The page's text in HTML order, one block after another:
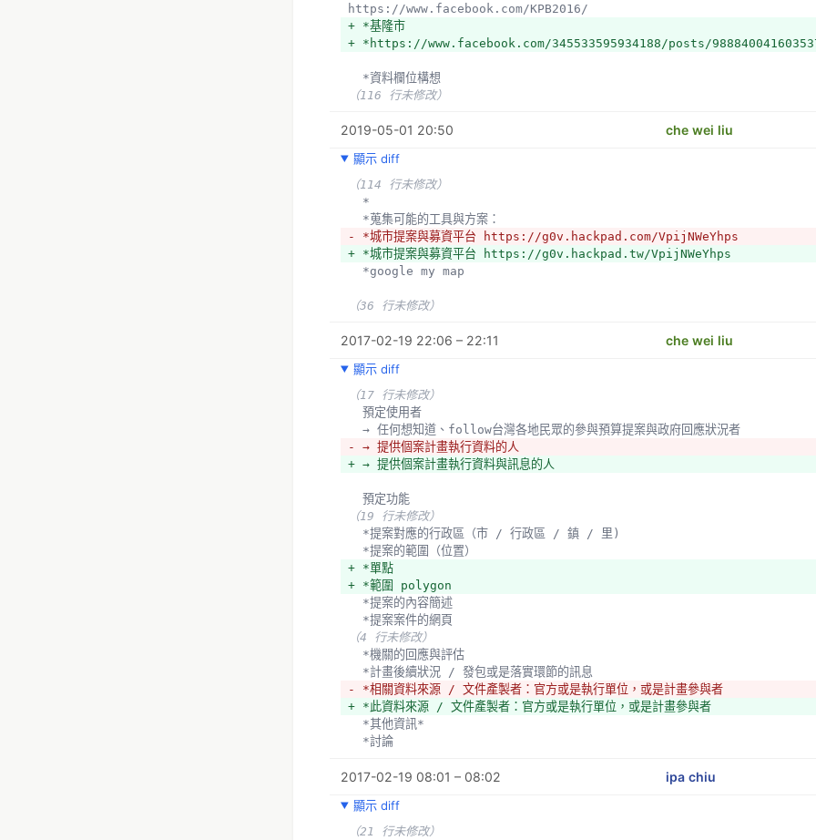
https://www.facebook.com/KPB2016/
+ *基隆市
+ *https://www.facebook.com/345533595934188/posts/
  *資料欄位構想
（116 行未修改）
2019-05-01 20:50 che wei liu
顯示 diff
（114 行未修改）
  *
  *蒐集可能的工具與方案：
- *城市提案與募資平台 https://g0v.hackpad.com/VpijNWeYhps
+ *城市提案與募資平台 https://g0v.hackpad.tw/VpijNWeYhps
  *google my map
（36 行未修改）
2017-02-19 22:06 – 22:11 che wei liu
顯示 diff
（17 行未修改）
  預定使用者
  → 任何想知道、follow台灣各地民眾的參與預算提案與政府回應狀況者
- → 提供個案計畫執行資料的人
+ → 提供個案計畫執行資料與訊息的人
  預定功能
（19 行未修改）
  *提案對應的行政區（市 / 行政區 / 鎮 / 里)
  *提案的範圍（位置）
+ *單點
+ *範圍 polygon
  *提案的內容簡述
  *提案案件的網頁
（4 行未修改）
  *機關的回應與評估
  *計畫後續狀況 / 發包或是落實環節的訊息
- *相關資料來源 / 文件產製者：官方或是執行單位，或是計畫參與者
+ *此資料來源 / 文件產製者：官方或是執行單位，或是計畫參與者
  *其他資訊*
  *討論
2017-02-19 08:01 – 08:02 ipa chiu
顯示 diff
（21 行未修改）